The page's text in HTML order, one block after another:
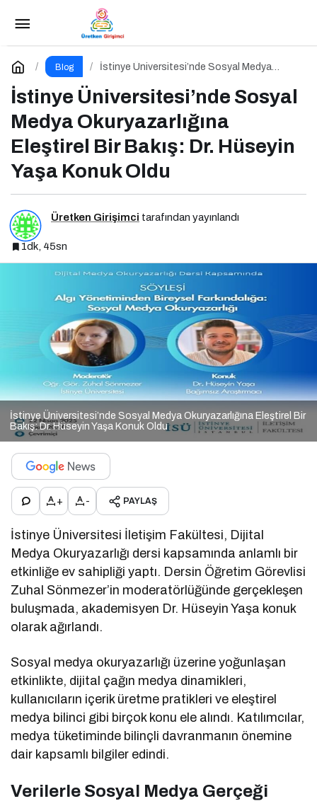
Blog
İstinye Üniversitesi’nde Sosyal Medya
Hüseyin Yaşa Konuk Oldu
İstinye Üniversitesi’nde Sosyal
Medya Okuryazarlığına
Eleştirel Bir Bakış: Dr. Hüseyin
Yaşa Konuk Oldu
Üretken Girişimci tarafından yayınlandı
1dk, 45sn
İstinye Üniversitesi’nde Sosyal Medya Okuryazarlığına Eleştirel Bir
Bakış: Dr. Hüseyin Yaşa Konuk Oldu
+ - PAYLAŞ
İstinye Üniversitesi İletişim Fakültesi, Dijital
Medya Okuryazarlığı dersi kapsamında anlamlı bir
etkinliğe ev sahipliği yaptı. Dersin Öğretim Görevlisi
Zuhal Sönmezer’in moderatörlüğünde gerçekleşen
buluşmada, akademisyen Dr. Hüseyin Yaşa konuk
olarak ağırlandı.
Sosyal medya okuryazarlığı üzerine yoğunlaşan
etkinlikte, dijital çağın medya dinamikleri,
kullanıcıların içerik üretme pratikleri ve eleştirel
medya bilinci gibi birçok konu ele alındı. Katılımcılar,
medya tüketiminde bilinçli davranmanın önemine
dair kapsamlı bilgiler edindi.
Verilerle Sosyal Medya Gerçeği
İstinye Üniversitesi’nde Sosyal Medya
Okuryazarlığına Eleştirel Bir Bakış: Dr. Hüseyin Yaşa
Konuk Oldu
Yorum Yap